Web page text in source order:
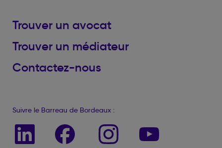
Trouver un avocat
Trouver un médiateur
Contactez-nous
Suivre le Barreau de Bordeaux :